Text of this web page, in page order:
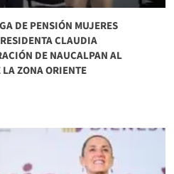
DE PENSIÓN MUJERES
CLAUDIA
DE NAUCALPAN AL
ZONA ORIENTE